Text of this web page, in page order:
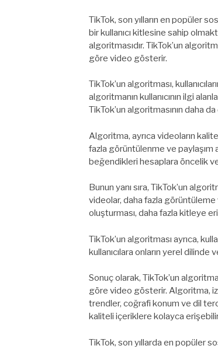
TikTok, son yılların en popüler
bir kullanıcı kitlesine sahip
algoritmasıdır. TikTok’un
göre video gösterir.
TikTok’un algoritması,
algoritmanın kullanıcının ilgi
TikTok’un algoritmasının daha
Algoritma, ayrıca videoların
fazla görüntülenme ve paylaşım
beğendikleri hesaplara öncelik
Bunun yanı sıra, TikTok’un
videolar, daha fazla görüntüleme
oluşturması, daha fazla kitleye
TikTok’un algoritması ayrıca,
kullanıcılara onların yerel dilinde
Sonuç olarak, TikTok’un
göre video gösterir. Algoritma,
trendler, coğrafi konum ve dil
kaliteli içeriklere kolayca
TikTok, son yıllarda en popüler